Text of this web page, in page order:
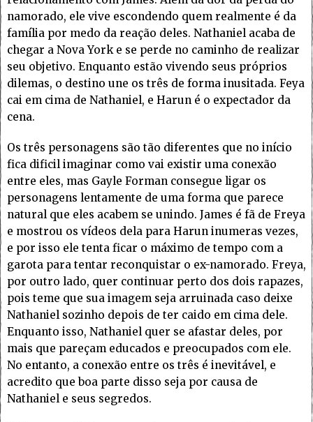
namorado, ele vive escondendo quem realmente é da
família por medo da reação deles. Nathaniel acaba de
chegar a Nova York e se perde no caminho de realizar
seu objetivo. Enquanto estão vivendo seus próprios
dilemas, o destino une os três de forma inusitada. Feya
cai em cima de Nathaniel, e Harun é o expectador da
cena.
Os três personagens são tão diferentes que no início
fica dificil imaginar como vai existir uma conexão
entre eles, mas Gayle Forman consegue ligar os
personagens lentamente de uma forma que parece
natural que eles acabem se unindo. James é fã de Freya
e mostrou os vídeos dela para Harun inumeras vezes,
e por isso ele tenta ficar o máximo de tempo com a
garota para tentar reconquistar o ex-namorado. Freya,
por outro lado, quer continuar perto dos dois rapazes,
pois teme que sua imagem seja arruinada caso deixe
Nathaniel sozinho depois de ter caido em cima dele.
Enquanto isso, Nathaniel quer se afastar deles, por
mais que pareçam educados e preocupados com ele.
No entanto, a conexão entre os três é inevitável, e
acredito que boa parte disso seja por causa de
Nathaniel e seus segredos.